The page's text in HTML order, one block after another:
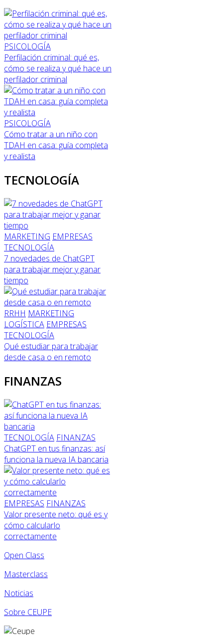
PSICOLOGÍA
Perfilación criminal: qué es,
cómo se realiza y qué hace un
perfilador criminal
PSICOLOGÍA
Cómo tratar a un niño con
TDAH en casa: guía completa
y realista
TECNOLOGÍA
MARKETING EMPRESAS
TECNOLOGÍA
7 novedades de ChatGPT
para trabajar mejor y ganar
tiempo
RRHH MARKETING
LOGÍSTICA EMPRESAS
TECNOLOGÍA
Qué estudiar para trabajar
desde casa o en remoto
FINANZAS
TECNOLOGÍA FINANZAS
ChatGPT en tus finanzas: así
funciona la nueva IA bancaria
EMPRESAS FINANZAS
Valor presente neto: qué es y
cómo calcularlo
correctamente
Open Class
Masterclass
Noticias
Sobre CEUPE